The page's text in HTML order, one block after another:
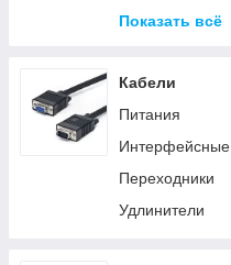
Показать всё
Кабели
Питания
Интерфейсные
Переходники
Удлинители